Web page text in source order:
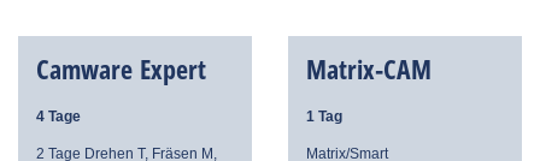
Camware Expert
4 Tage
2 Tage Drehen T, Fräsen M,
Matrix-CAM
1 Tag
Matrix/Smart